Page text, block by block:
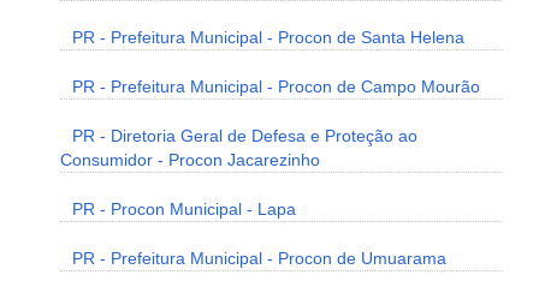
PR - Prefeitura Municipal - Procon de Santa Helena
PR - Prefeitura Municipal - Procon de Campo Mourão
PR - Diretoria Geral de Defesa e Proteção ao
Consumidor - Procon Jacarezinho
PR - Procon Municipal - Lapa
PR - Prefeitura Municipal - Procon de Umuarama